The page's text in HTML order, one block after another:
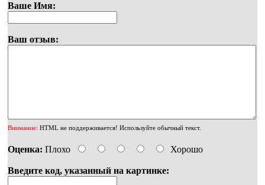
Ваше Имя:
Ваш отзыв:
Внимание: HTML не поддерживается! Используйте обычный текст.
Оценка: Плохо Хорошо
Введите код, указанный на картинке: